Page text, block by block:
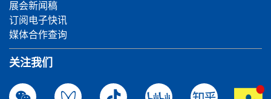
展会新闻稿
订阅电子快讯
媒体合作查询
关注我们